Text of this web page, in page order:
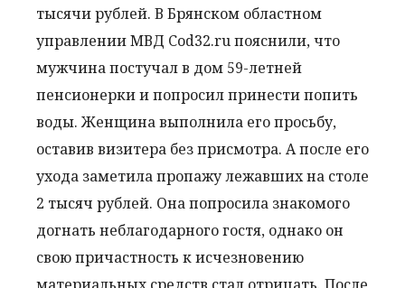
тысячи рублей. В Брянском областном
управлении МВД Cod32.ru пояснили, что
мужчина постучал в дом 59-летней
пенсионерки и попросил принести попить
воды. Женщина выполнила его просьбу,
оставив визитера без присмотра. А после его
ухода заметила пропажу лежавших на столе
2 тысяч рублей. Она попросила знакомого
догнать неблагодарного гостя, однако он
свою причастность к исчезновению